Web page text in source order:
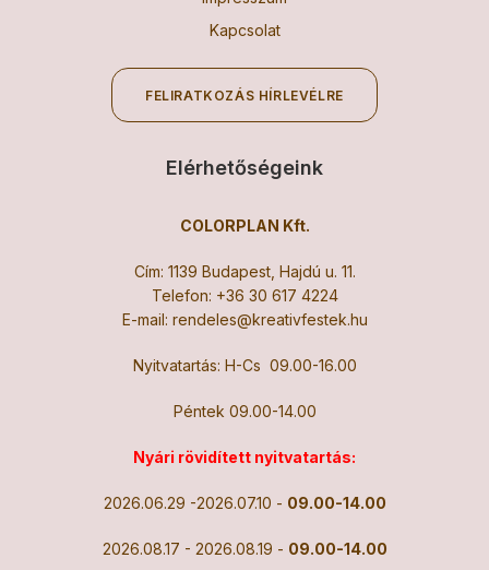
Kapcsolat
FELIRATKOZÁS HÍRLEVÉLRE
Elérhetőségeink
COLORPLAN Kft.
Cím: 1139 Budapest, Hajdú u. 11.
Telefon: +36 30 617 4224
E-mail: rendeles@kreativfestek.hu
Nyitvatartás: H-Cs 09.00-16.00
Péntek 09.00-14.00
Nyári rövidített nyitvatartás:
2026.06.29 -2026.07.10 - 09.00-14.00
2026.08.17 - 2026.08.19 - 09.00-14.00